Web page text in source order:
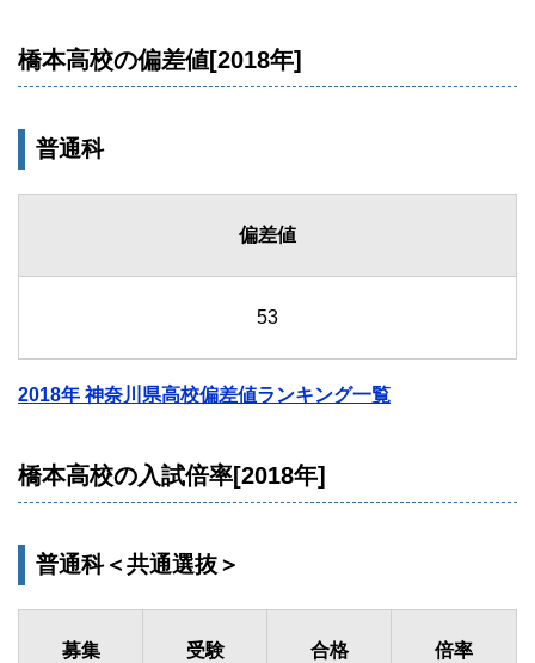
橋本高校の偏差値[2018年]
普通科
偏差値
53
2018年 神奈川県高校偏差値ランキング一覧
橋本高校の入試倍率[2018年]
普通科＜共通選抜＞
募集 受験 合格 倍率